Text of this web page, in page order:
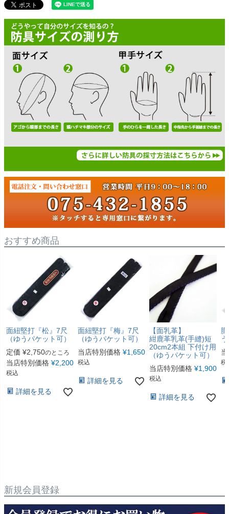
おすすめ商品
面紐堅打『松』7尺
（ゆうパケット可）
定価 ¥2,750のところ
当店特別価格 ¥2,200
税込
詳細を見る
面紐堅打『梅』7尺
（ゆうパケット可）
当店特別価格 ¥1,650
税込
詳細を見る
【面乳革】
紺鹿革乳革(手縫)短
20cm2本組 下付け用
（ゆうパケット可）
当店特別価格 ¥1,900
税込
詳細を見る
税
新規会員登録